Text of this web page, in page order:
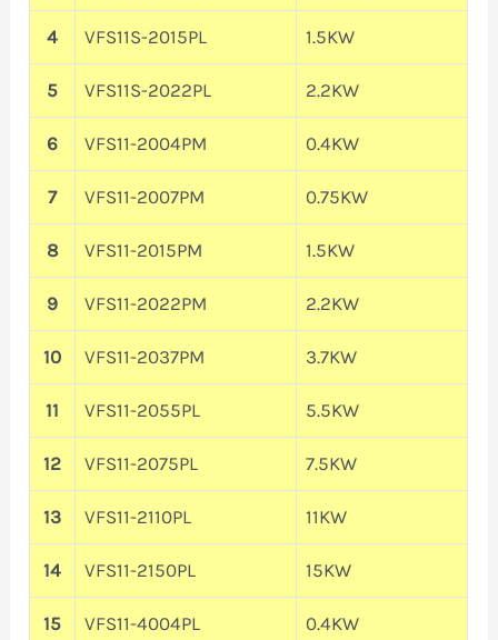
4 VFS11S-2015PL 1.5KW
5 VFS11S-2022PL 2.2KW
6 VFS11-2004PM 0.4KW
7 VFS11-2007PM 0.75KW
8 VFS11-2015PM 1.5KW
9 VFS11-2022PM 2.2KW
10 VFS11-2037PM 3.7KW
11 VFS11-2055PL 5.5KW
12 VFS11-2075PL 7.5KW
13 VFS11-2110PL 11KW
14 VFS11-2150PL 15KW
15 VFS11-4004PL 0.4KW